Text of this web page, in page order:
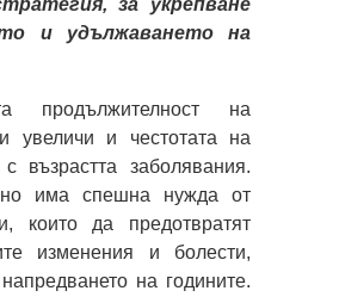
и удължаването на
продължителност на
увеличи и честотата на
с възрастта заболявания.
има спешна нужда от
които да предотвратят
изменения и болести,
на годините.